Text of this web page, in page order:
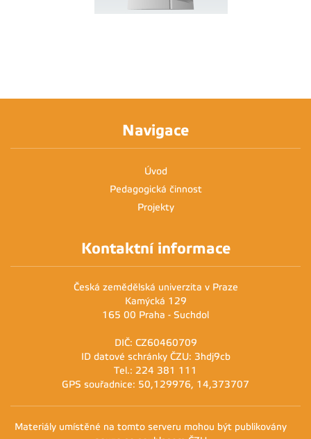
Navigace
Úvod
Pedagogická činnost
Projekty
Kontaktní informace
Česká zemědělská univerzita v Praze
Kamýcká 129
165 00 Praha - Suchdol
DIČ: CZ60460709
ID datové schránky ČZU: 3hdj9cb
Tel.: 224 381 111
GPS souřadnice: 50,129976, 14,373707
Materiály umístěné na tomto serveru mohou být publikovány